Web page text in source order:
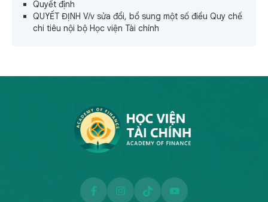
Quyết định
QUYẾT ĐỊNH V/v sửa đổi, bổ sung một số điều Quy chế
chi tiêu nội bộ Học viện Tài chính